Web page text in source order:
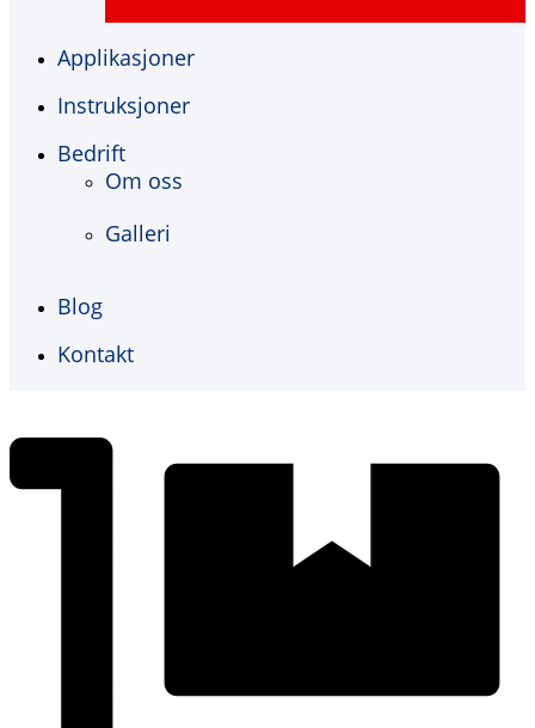
Applikasjoner
Instruksjoner
Bedrift
Om oss
Galleri
Blog
Kontakt